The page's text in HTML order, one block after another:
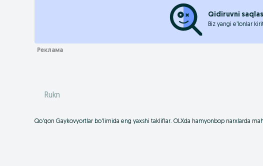
Qidiruvni
Biz yangi e’lonlar
Rukn
Qo'qon Gaykovyortlar bo'limida eng yaxshi takliflar. OLXda hamyonbop narxlarda